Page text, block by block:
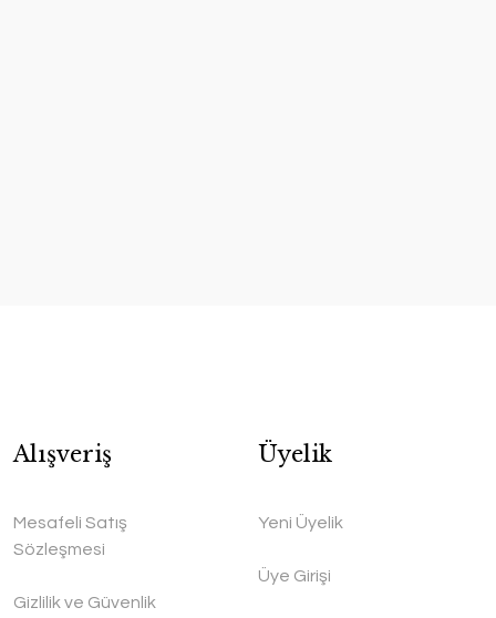
Alışveriş
Mesafeli Satış
Sözleşmesi
Gizlilik ve Güvenlik
Üyelik
Yeni Üyelik
Üye Girişi